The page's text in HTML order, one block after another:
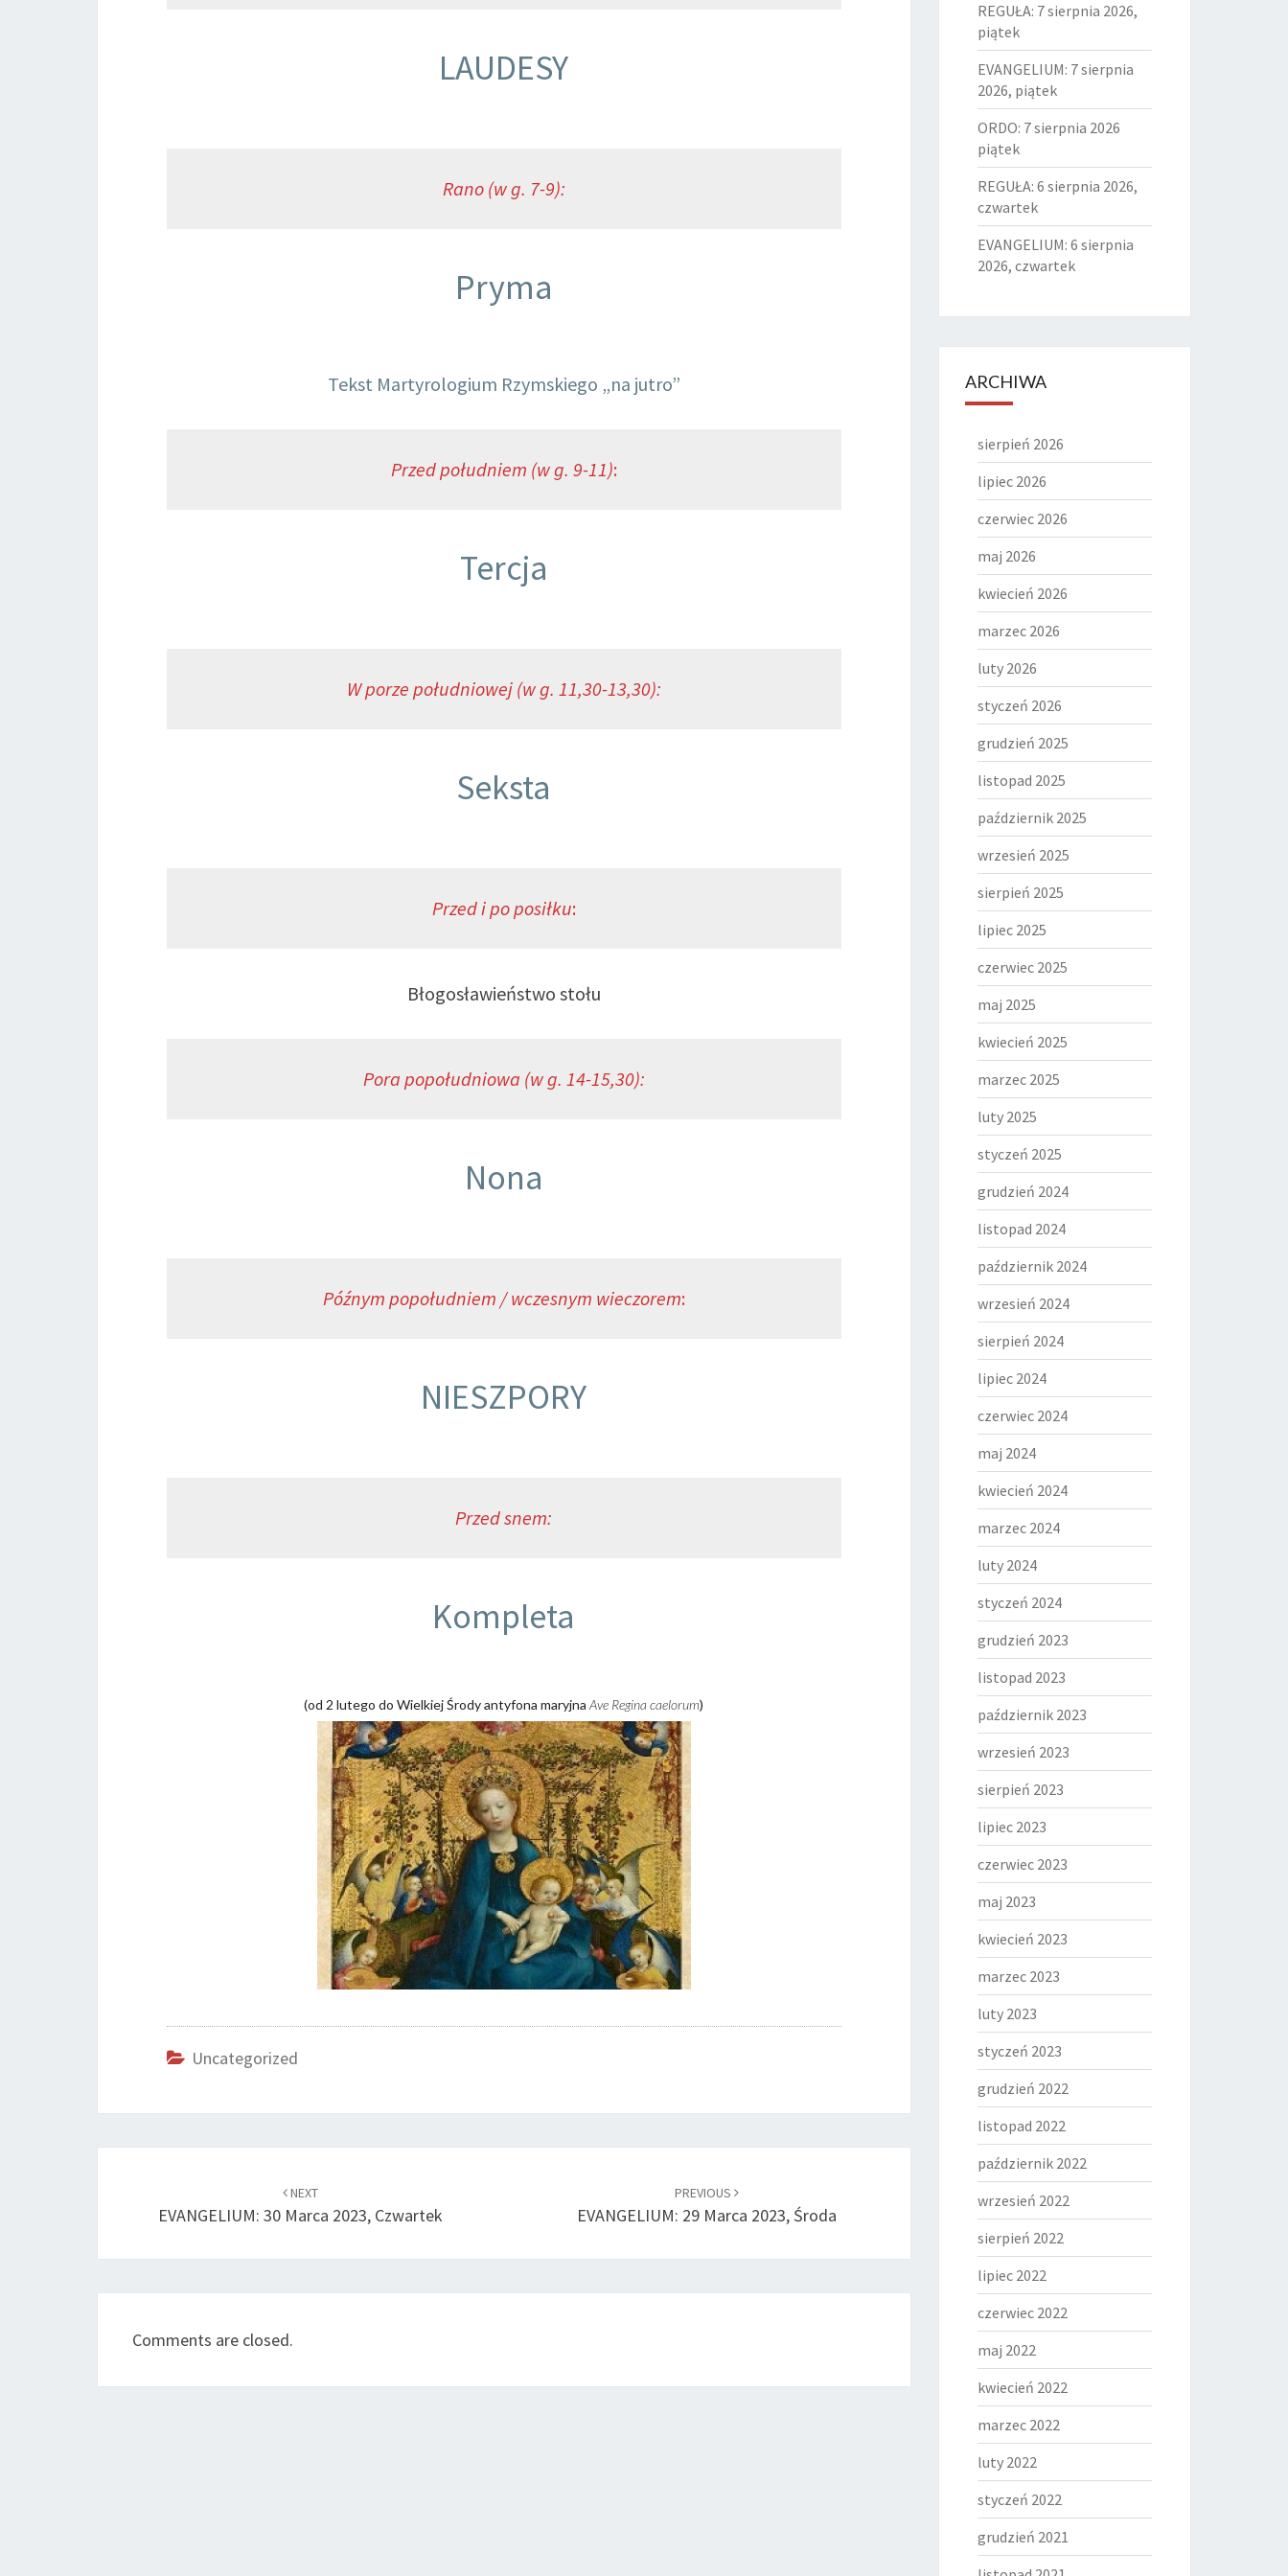
LAUDESY
Rano (w g. 7-9):
Pryma
Tekst Martyrologium Rzymskiego „na jutro”
Przed południem (w g. 9-11):
Tercja
W porze południowej (w g. 11,30-13,30):
Seksta
Przed i po posiłku:
Błogosławieństwo stołu
Pora popołudniowa (w g. 14-15,30):
Nona
Późnym popołudniem / wczesnym wieczorem:
NIESZPORY
Przed snem:
Kompleta
(od 2 lutego do Wielkiej Środy antyfona maryjnaAve Regina caelorum)
Uncategorized
NEXT
EVANGELIUM: 30 Marca 2023, Czwartek
PREVIOUS
EVANGELIUM: 29 Marca 2023, Środa
Comments are closed.
REGUŁA: 7 sierpnia 2026,
piątek
EVANGELIUM: 7 sierpnia
2026, piątek
ORDO: 7 sierpnia 2026
piątek
REGUŁA: 6 sierpnia 2026,
czwartek
EVANGELIUM: 6 sierpnia
2026, czwartek
ARCHIWA
sierpień 2026
lipiec 2026
czerwiec 2026
maj 2026
kwiecień 2026
marzec 2026
luty 2026
styczeń 2026
grudzień 2025
listopad 2025
październik 2025
wrzesień 2025
sierpień 2025
lipiec 2025
czerwiec 2025
maj 2025
kwiecień 2025
marzec 2025
luty 2025
styczeń 2025
grudzień 2024
listopad 2024
październik 2024
wrzesień 2024
sierpień 2024
lipiec 2024
czerwiec 2024
maj 2024
kwiecień 2024
marzec 2024
luty 2024
styczeń 2024
grudzień 2023
listopad 2023
październik 2023
wrzesień 2023
sierpień 2023
lipiec 2023
czerwiec 2023
maj 2023
kwiecień 2023
marzec 2023
luty 2023
styczeń 2023
grudzień 2022
listopad 2022
październik 2022
wrzesień 2022
sierpień 2022
lipiec 2022
czerwiec 2022
maj 2022
kwiecień 2022
marzec 2022
luty 2022
styczeń 2022
grudzień 2021